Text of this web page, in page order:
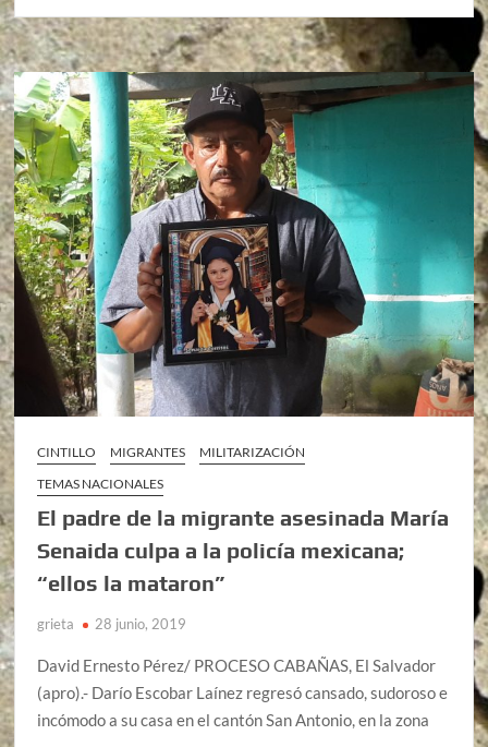
CINTILLO MIGRANTES
MILITARIZACIÓN
TEMAS NACIONALES
El padre de la migrante asesinada María
Senaida culpa a la policía mexicana;
“ellos la mataron”
grieta 28 junio, 2019
David Ernesto Pérez/ PROCESO CABAÑAS, El Salvador
(apro).- Darío Escobar Laínez regresó cansado, sudoroso e
incómodo a su casa en el cantón San Antonio, en la zona